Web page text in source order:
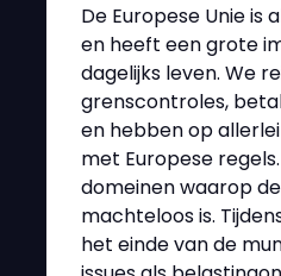
De Europese Unie is
en heeft een grote
dagelijks leven. We
grenscontroles,
en hebben op
met Europese
domeinen waarop
machteloos is.
het einde van de